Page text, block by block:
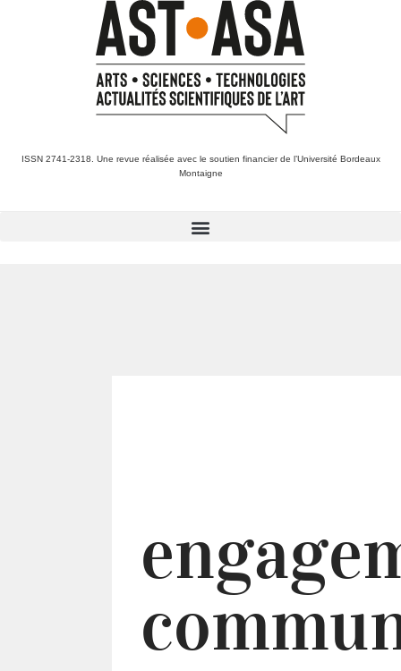
ISSN 2741-2318. Une revue réalisée avec le soutien financier de l’Université Bordeaux
Montaigne